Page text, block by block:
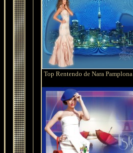
Top Rentendo de Nara Pamplona